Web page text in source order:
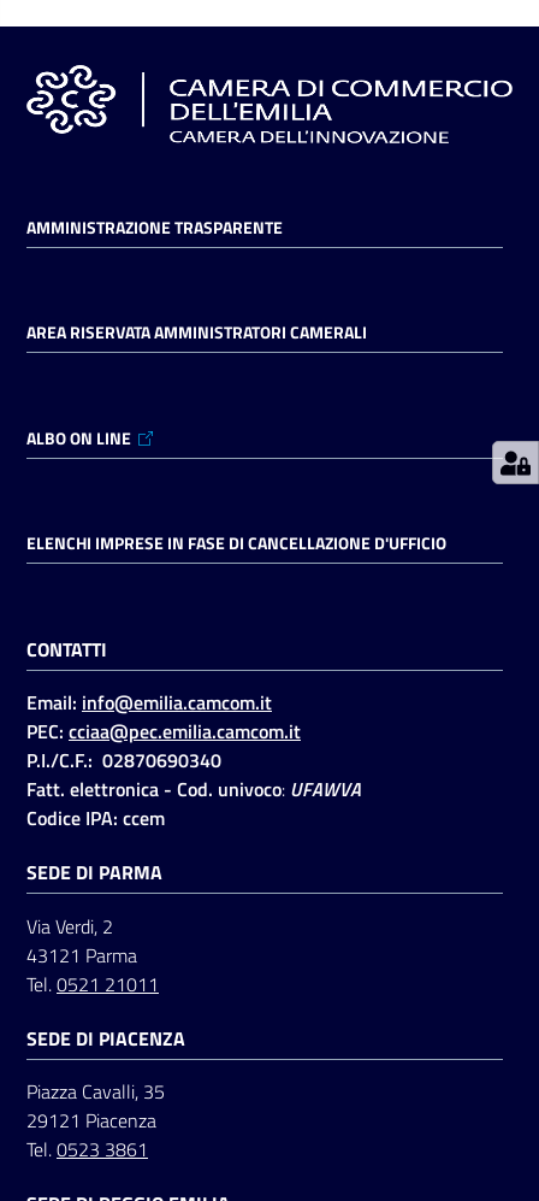
in
on line
on line
Registrati
Seguici
su
AMMINISTRAZIONE TRASPARENTE
AREA RISERVATA AMMINISTRATORI CAMERALI
ALBO ON LINE
ELENCHI IMPRESE IN FASE DI CANCELLAZIONE D'UFFICIO
CONTATTI
Email: info@emilia.camcom.it
PEC: cciaa@pec.emilia.camcom.it
P.I./C.F.: 02870690340
Fatt. elettronica - Cod. univoco: UFAWVA
Codice IPA: ccem
SEDE DI PARMA
Via Verdi, 2
43121 Parma
Tel.0521 21011
SEDE DI PIACENZA
Piazza Cavalli, 35
29121 Piacenza
Tel.0523 3861